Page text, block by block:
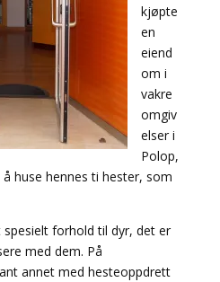
kjøpte
en
eiend
om i
vakre
omgiv
elser i
Polop,
huse hennes ti hester, som
spesielt forhold til dyr, det er
med dem. På
annet med hesteoppdrett